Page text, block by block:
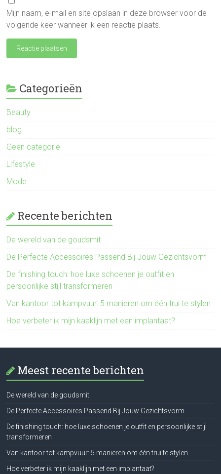
Mijn naam, e-mail en site opslaan in deze browser voor de
volgende keer wanneer ik een reactie plaats.
Categorieën
Beauty
blog
Geen categorie
Lifestyle
Mode
Recente berichten
De wereld van de goudsmit
De Perfecte Accessoires Passend Bij Jouw Gezichtsvorm
De finishing touch: hoe luxe schoenen je outfit en
persoonlijke stijl transformeren
Van kantoor tot kampvuur: 5 manieren om één trui te stylen
Hoe verbeter ik mijn kaaklijn met een implantaat?
Meest recente berichten
De wereld van de goudsmit
De Perfecte Accessoires Passend Bij Jouw Gezichtsvorm
De finishing touch: hoe luxe schoenen je outfit en persoonlijke stijl
transformeren
Van kantoor tot kampvuur: 5 manieren om één trui te stylen
Hoe verbeter ik mijn kaaklijn met een implantaat?